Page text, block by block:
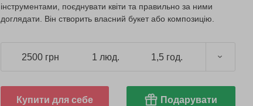
інструментами, поєднувати квіти та правильно за ними
доглядати. Він створить власний букет або композицію.
2500 грн 1 люд. 1,5 год.
Купити для себе Подарувати